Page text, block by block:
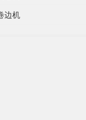
边机